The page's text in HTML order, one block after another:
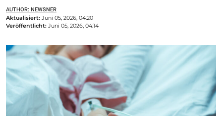
AUTHOR: NEWSNER
Aktualisiert: Juni 05, 2026, 04:20
Veröffentlicht: Juni 05, 2026, 04:14